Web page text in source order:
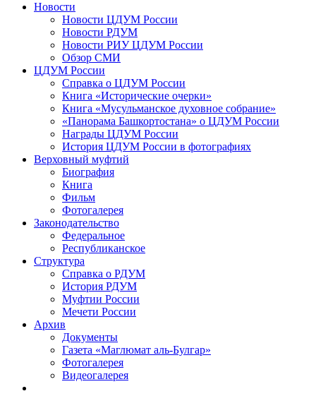
Новости
Новости ЦДУМ России
Новости РДУМ
Новости РИУ ЦДУМ России
Обзор СМИ
ЦДУМ России
Справка о ЦДУМ России
Книга «Исторические очерки»
Книга «Мусульманское духовное собрание»
«Панорама Башкортостана» о ЦДУМ России
Награды ЦДУМ России
История ЦДУМ России в фотографиях
Верховный муфтий
Биография
Книга
Фильм
Фотогалерея
Законодательство
Федеральное
Республиканское
Структура
Справка о РДУМ
История РДУМ
Муфтии России
Мечети России
Архив
Документы
Газета «Маглюмат аль-Булгар»
Фотогалерея
Видеогалерея